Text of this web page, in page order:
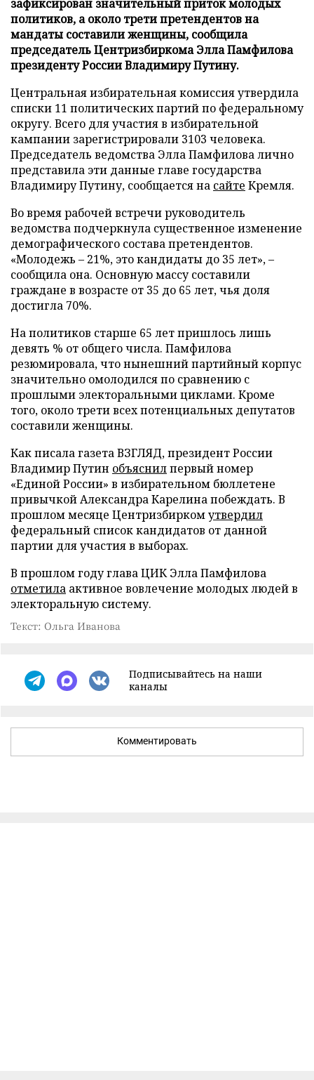
зафиксирован значительный приток молодых
политиков, а около трети претендентов на
мандаты составили женщины, сообщила
председатель Центризбиркома Элла Памфилова
президенту России Владимиру Путину.
Центральная избирательная комиссия утвердила
списки 11 политических партий по федеральному
округу. Всего для участия в избирательной
кампании зарегистрировали 3103 человека.
Председатель ведомства Элла Памфилова лично
представила эти данные главе государства
Владимиру Путину, сообщается на сайте Кремля.
Во время рабочей встречи руководитель
ведомства подчеркнула существенное изменение
демографического состава претендентов.
«Молодежь – 21%, это кандидаты до 35 лет», –
сообщила она. Основную массу составили
граждане в возрасте от 35 до 65 лет, чья доля
достигла 70%.
На политиков старше 65 лет пришлось лишь
девять % от общего числа. Памфилова
резюмировала, что нынешний партийный корпус
значительно омолодился по сравнению с
прошлыми электоральными циклами. Кроме
того, около трети всех потенциальных депутатов
составили женщины.
Как писала газета ВЗГЛЯД, президент России
Владимир Путин объяснилпервый номер
«Единой России» в избирательном бюллетене
привычкой Александра Карелина побеждать. В
прошлом месяце Центризбиркомутвердил
федеральный список кандидатов от данной
партии для участия в выборах.
В прошлом году глава ЦИК Элла Памфилова
отметила активное вовлечение молодых людей в
электоральную систему.
Текст: Ольга Иванова
Подписывайтесь на наши
каналы
Комментировать